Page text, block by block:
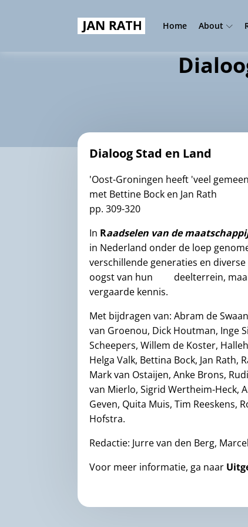
Home About
Dialoog Stad en Land
'Oost-Groningen heeft 'veel
met Bettine Bock en Jan Rath
pp. 309-320
In Raadselen van de
in Nederland onder de loep
verschillende generaties en
oogst van hun deelterrein, maar
vergaarde kennis.
Met bijdragen van: Abram de
van Groenou, Dick Houtman, Inge
Scheepers, Willem de Koster,
Helga Valk, Bettina Bock, Jan
Mark van Ostaijen, Anke Brons,
van Mierlo, Sigrid Wertheim-Heck,
Geven, Quita Muis, Tim Reeskens,
Hofstra.
Redactie: Jurre van den Berg,
Voor meer informatie, ga naar